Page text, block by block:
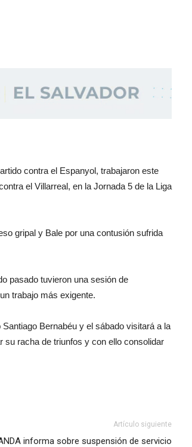
contra el Espanyol, trabajaron este
el Villarreal, en la Jornada 5 de la Liga
gripal y Bale por una contusión sufrida
pasado tuvieron una sesión de
trabajo más exigente.
Bernabéu y el sábado visitará a la
su racha de triunfos y con ello consolidar
Artículo siguiente
informa sobre suspensión de servicio